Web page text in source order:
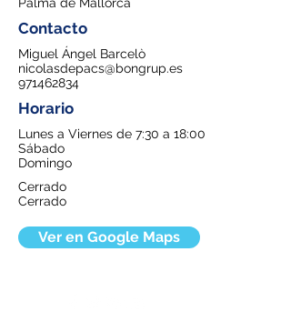
Contacto
Miguel Ángel Barcelò
nicolasdepacs@bongrup.es
971462834
Horario
Lunes a Viernes de 7:30 a 18:00
Sábado
Domingo
Cerrado
Cerrado
Ver en Google Maps